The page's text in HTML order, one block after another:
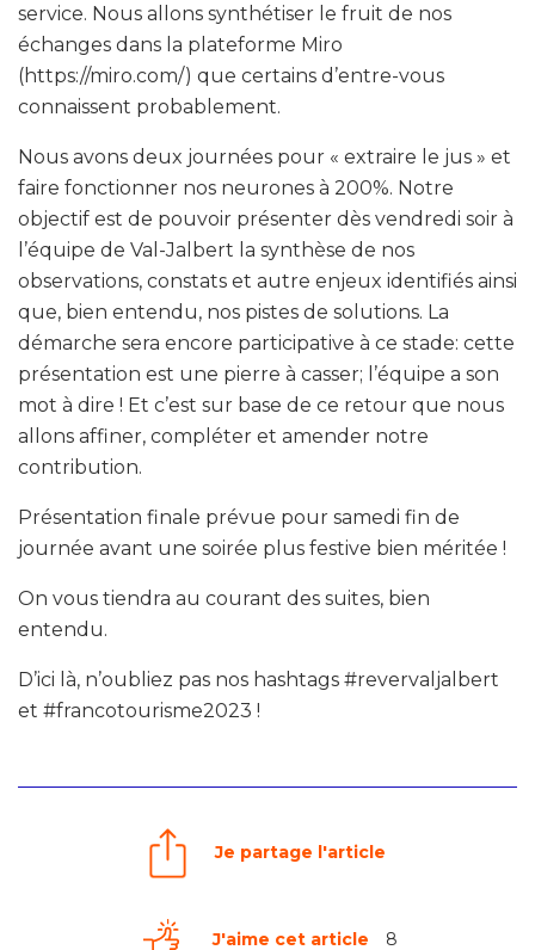
service. Nous allons synthétiser le fruit de nos
échanges dans la plateforme Miro
(https://miro.com/) que certains d’entre-vous
connaissent probablement.
Nous avons deux journées pour « extraire le jus » et
faire fonctionner nos neurones à 200%. Notre
objectif est de pouvoir présenter dès vendredi soir à
l’équipe de Val-Jalbert la synthèse de nos
observations, constats et autre enjeux identifiés ainsi
que, bien entendu, nos pistes de solutions. La
démarche sera encore participative à ce stade: cette
présentation est une pierre à casser; l’équipe a son
mot à dire ! Et c’est sur base de ce retour que nous
allons affiner, compléter et amender notre
contribution.
Présentation finale prévue pour samedi fin de
journée avant une soirée plus festive bien méritée !
On vous tiendra au courant des suites, bien
entendu.
D’ici là, n’oubliez pas nos hashtags #revervaljalbert
et #francotourisme2023 !
Je partage l'article
J'aime cet article 8